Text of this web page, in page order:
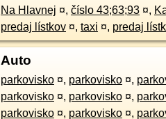
Na Hlavnej ¤, číslo 43;63;93 ¤,
predaj lístkov ¤, taxi ¤, predaj
Auto
parkovisko ¤, parkovisko ¤,
parkovisko ¤, parkovisko ¤,
parkovisko ¤, parkovisko ¤,